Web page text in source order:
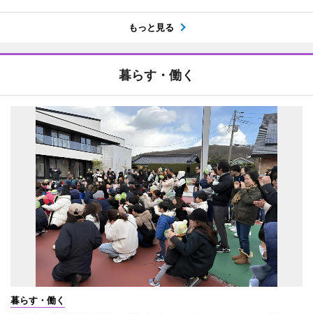
もっと見る
暮らす・働く
暮らす・働く